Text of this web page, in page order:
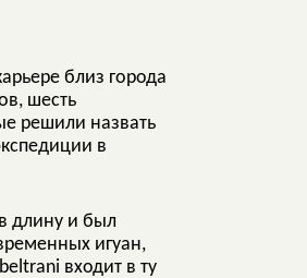
близ города
шесть
решили назвать
в
длину и был
игуан,
входит в ту